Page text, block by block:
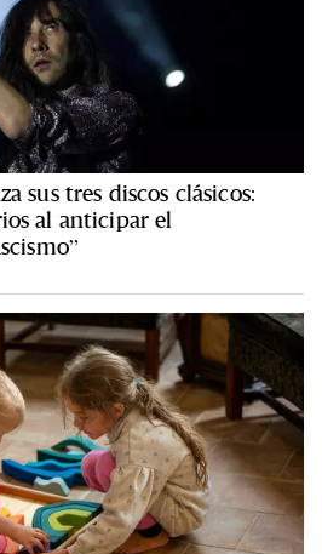
sus tres discos clásicos:
al anticipar el